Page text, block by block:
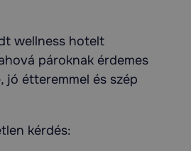
wellness hotelt
pároknak érdemes
jó étteremmel és szép
kérdés: